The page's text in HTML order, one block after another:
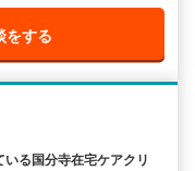
をする
る国分寺在宅ケアクリ